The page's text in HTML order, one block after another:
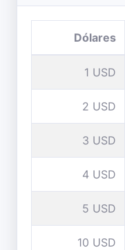
Dólares
1 USD
2 USD
3 USD
4 USD
5 USD
10 USD